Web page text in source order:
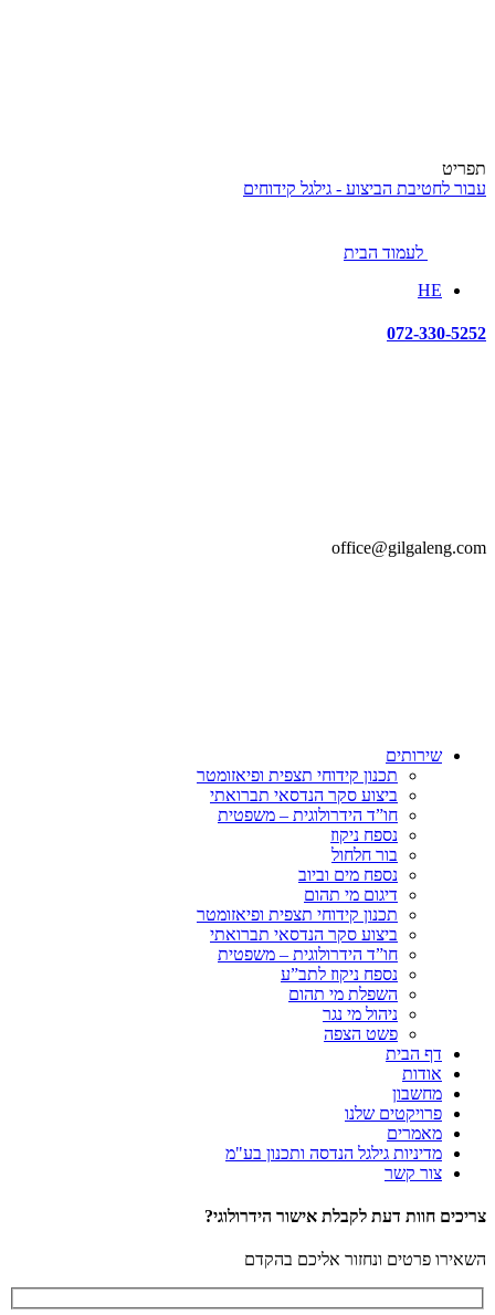
תפריט
עבור לחטיבת הביצוע - גילגל קידוחים
לעמוד הבית
HE
072-330-5252
office@gilgaleng.com
שירותים
תכנון קידוחי תצפית ופיאזומטר
ביצוע סקר הנדסאי תברואתי
חו”ד הידרולוגית – משפטית
נספח ניקוז
בור חלחול
נספח מים וביוב
דיגום מי תהום
תכנון קידוחי תצפית ופיאזומטר
ביצוע סקר הנדסאי תברואתי
חו”ד הידרולוגית – משפטית
נספח ניקוז לתב”ע
השפלת מי תהום
ניהול מי נגר
פשט הצפה
דף הבית
אודות
מחשבון
פרויקטים שלנו
מאמרים
מדיניות גילגל הנדסה ותכנון בע"מ
צור קשר
צריכים חוות דעת לקבלת אישור הידרולוגי?
השאירו פרטים ונחזור אליכם בהקדם